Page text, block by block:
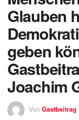
Glauben
geben
Joachim
Von Gastbeitrag